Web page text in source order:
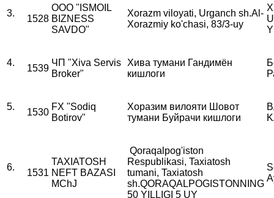
3.
1528
ООО "ISMOIL
BIZNESS
SAVDO"
Xorazm viloyati, Urganch sh.Al-
Xorazmiy ko'chasi, 83/3-uy
4.
1539
ЧП "Xiva Servis
Broker"
Хива тумани Гандимён
кишлоги
5.
1530
FX "Sodiq
Botirov"
Хоразим вилояти Шовот
тумани Буйрачи кишлоги
6.
1531
TAXIATOSH
NEFT BAZASI
MChJ
Qoraqalpog'iston
Respublikasi, Taxiatosh
tumani, Taxiatosh
sh.QORAQALPOGISTONNING
50 YILLIGI 5 UY